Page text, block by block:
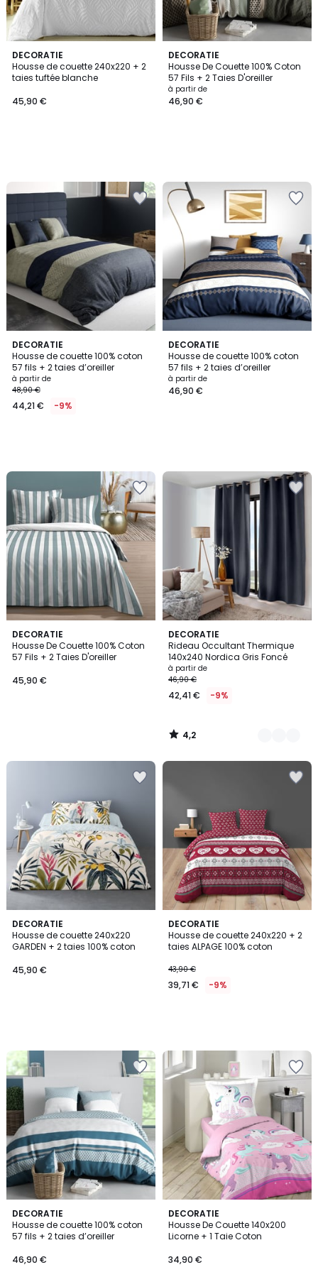
DECORATIE
Housse de couette 240x220 + 2
taies tuftée blanche
45,90 €
DECORATIE
Housse De Couette 100% Coton
57 Fils + 2 Taies D'oreiller
à partir de
46,90 €
DECORATIE
Housse de couette 100% coton
57 fils + 2 taies d’oreiller
à partir de
48,90 €
44,21 € -9%
DECORATIE
Housse de couette 100% coton
57 fils + 2 taies d’oreiller
à partir de
46,90 €
DECORATIE
Housse De Couette 100% Coton
57 Fils + 2 Taies D'oreiller
45,90 €
DECORATIE
Rideau Occultant Thermique
140x240 Nordica Gris Foncé
à partir de
46,90 €
42,41 € -9%
4,2
/ 5
7
Couleurs
4,2
/
DECORATIE
Housse de couette 240x220
GARDEN + 2 taies 100% coton
45,90 €
DECORATIE
Housse de couette 240x220 + 2
taies ALPAGE 100% coton
43,90 €
39,71 € -9%
DECORATIE
Housse de couette 100% coton
57 fils + 2 taies d’oreiller
46,90 €
DECORATIE
Housse De Couette 140x200
Licorne + 1 Taie Coton
34,90 €